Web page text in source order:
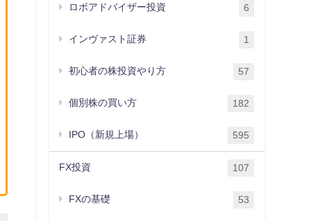
ロボアドバイザー投資 6
インヴァスト証券 1
初心者の株投資やり方 57
個別株の買い方 182
IPO（新規上場） 595
FX投資 107
FXの基礎 53